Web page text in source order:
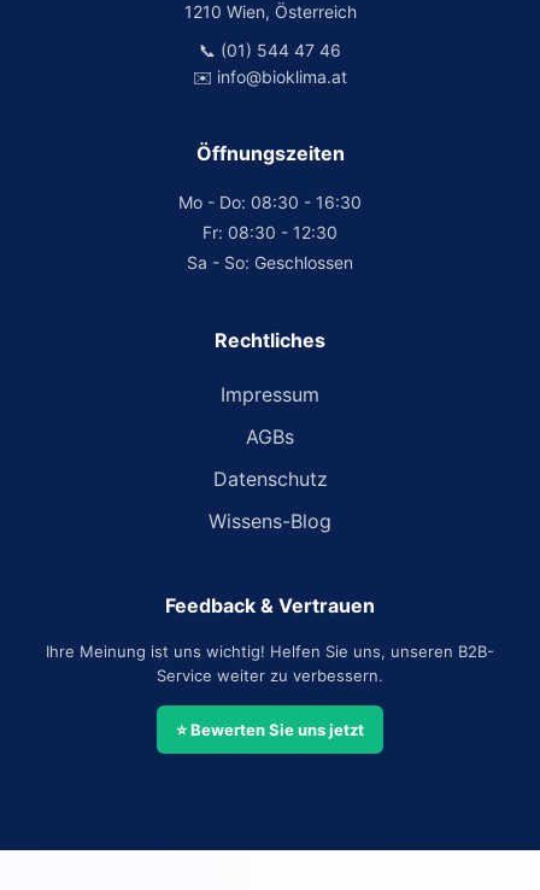
1210 Wien, Österreich
📞 (01) 544 47 46
✉️ info@bioklima.at
Öffnungszeiten
Mo - Do: 08:30 - 16:30
Fr: 08:30 - 12:30
Sa - So: Geschlossen
Rechtliches
Impressum
AGBs
Datenschutz
Wissens-Blog
Feedback & Vertrauen
Ihre Meinung ist uns wichtig! Helfen Sie uns, unseren B2B-
Service weiter zu verbessern.
⭐ Bewerten Sie uns jetzt